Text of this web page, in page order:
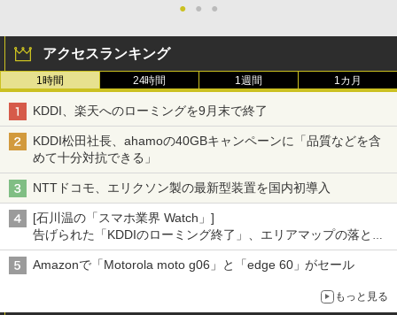
● ● ●
アクセスランキング
1時間 24時間 1週間 1カ月
KDDI、楽天へのローミングを9月末で終了
KDDI松田社長、ahamoの40GBキャンペーンに「品質などを含
めて十分対抗できる」
NTTドコモ、エリクソン製の最新型装置を国内初導入
[石川温の「スマホ業界 Watch」]
告げられた「KDDIのローミング終了」、エリアマップの落とし
穴と楽天モバイルの課題
Amazonで「Motorola moto g06」と「edge 60」がセール
もっと見る